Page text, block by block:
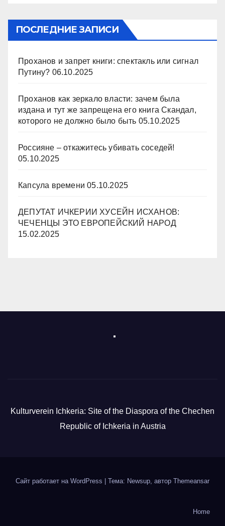
ПОСЛЕДНИЕ ЗАПИСИ
Проханов и запрет книги: спектакль или сигнал
Путину? 06.10.2025
Проханов как зеркало власти: зачем была
издана и тут же запрещена его книга Скандал,
которого не должно было быть 05.10.2025
Россияне – откажитесь убивать соседей!
05.10.2025
Капсула времени 05.10.2025
ДЕПУТАТ ИЧКЕРИИ ХУСЕЙН ИСХАНОВ:
ЧЕЧЕНЦЫ ЭТО ЕВРОПЕЙСКИЙ НАРОД
15.02.2025
Kulturverein Ichkeria: Site of the Diaspora of the Chechen
Republic of Ichkeria in Austria
Сайт работает на WordPress Тема: Newsup, автор Themeansar
Home